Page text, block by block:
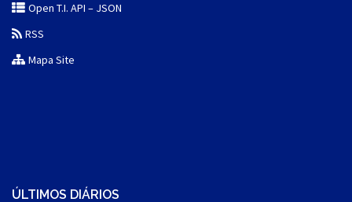
Open T.I. API – JSON
RSS
Mapa Site
ÚLTIMOS DIÁRIOS